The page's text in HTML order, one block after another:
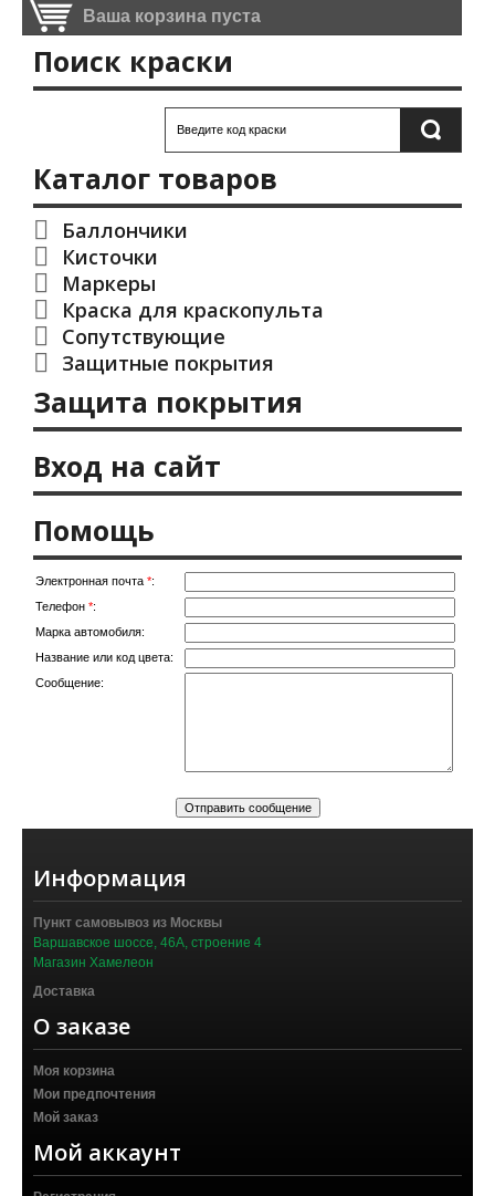
Ваша корзина пуста
Поиск краски
Каталог товаров
Баллончики
Кисточки
Маркеры
Краска для краскопульта
Сопутствующие
Защитные покрытия
Защита покрытия
Вход на сайт
Помощь
Электронная почта *:
Телефон *:
Марка автомобиля:
Название или код цвета:
Сообщение:
Информация
Пункт самовывоз из Москвы
Варшавское шоссе, 46А, строение 4
Магазин Хамелеон
Доставка
О заказе
Моя корзина
Мои предпочтения
Мой заказ
Мой аккаунт